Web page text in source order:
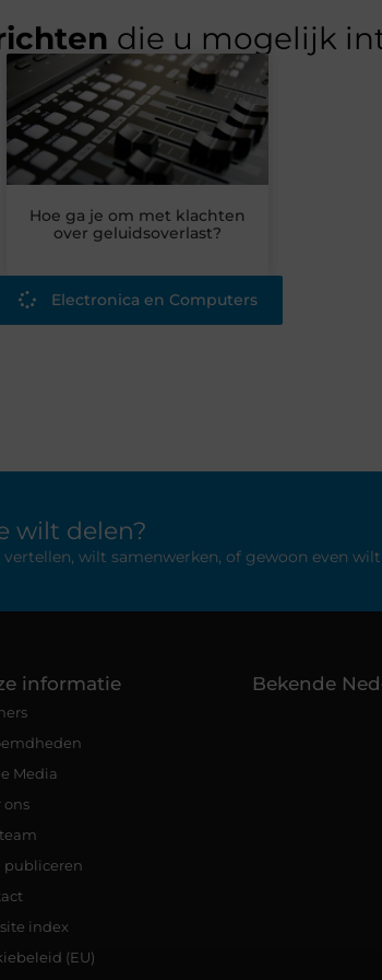
die u mogelijk
Hoe ga je om met klachten
over geluidsoverlast?
Electronica en Computers
wilt delen?
wilt samenwerken, of gewoon even
informatie
Media
ons
publiceren
index
(EU)
Bekende